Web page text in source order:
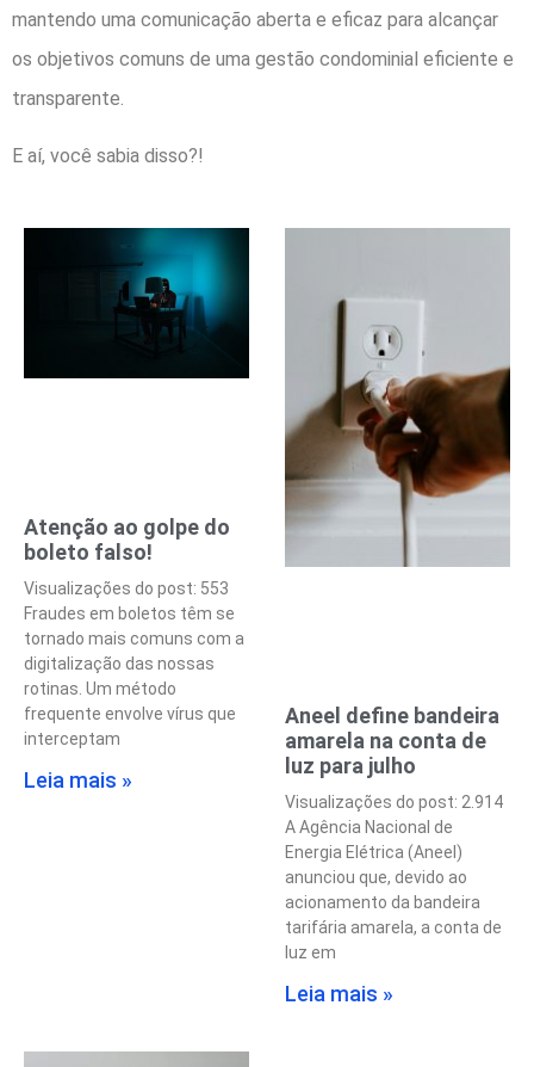
mantendo uma comunicação aberta e eficaz para alcançar
os objetivos comuns de uma gestão condominial eficiente e
transparente.
E aí, você sabia disso?!
Atenção ao golpe do
boleto falso!
Visualizações do post: 553
Fraudes em boletos têm se
tornado mais comuns com a
digitalização das nossas
rotinas. Um método
frequente envolve vírus que
interceptam
Leia mais »
Aneel define bandeira
amarela na conta de
luz para julho
Visualizações do post: 2.914
A Agência Nacional de
Energia Elétrica (Aneel)
anunciou que, devido ao
acionamento da bandeira
tarifária amarela, a conta de
luz em
Leia mais »